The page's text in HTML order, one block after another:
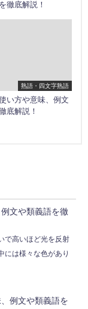
徹底解説！
熟語・四文字熟語
い方や意味、例文
底解説！
例文や類義語を徹
で高いほど光を反射
には様々な色があり
例文や類義語を